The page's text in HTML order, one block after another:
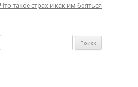
Что такое страх и как им бояться